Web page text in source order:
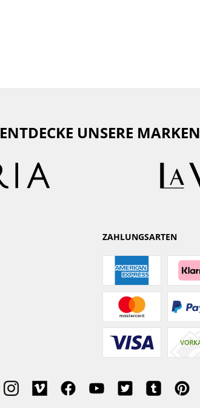
ENTDECKE UNSERE MARKEN
ZAHLUNGSARTEN